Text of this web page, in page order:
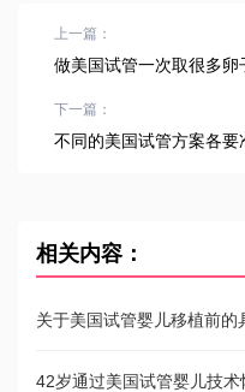
上一篇：
做美国试管一次取很多卵
下一篇：
不同的美国试管方案各要
相关内容：
关于美国试管婴儿移植前的
42岁通过美国试管婴儿技